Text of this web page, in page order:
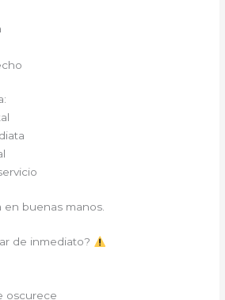
buenas manos.
de inmediato?
oscurece